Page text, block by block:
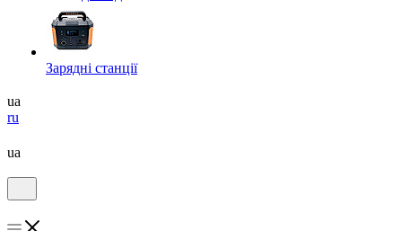
Зарядні станції
ua
ru
ua